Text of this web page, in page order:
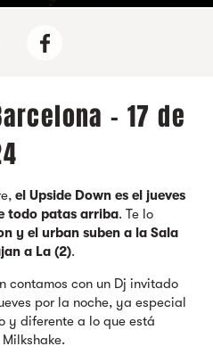
- 17 de
el Upside Down es el jueves
todo patas arriba. Te lo
y el urban suben a la Sala
a La (2).
contamos con un Dj invitado
por la noche, ya especial
y diferente a lo que está